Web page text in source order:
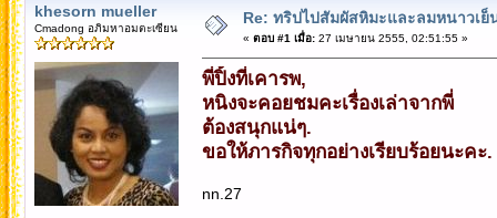
khesorn mueller
Cmadong อภิมหาอมตะเซียน
Re: ทริปไปสัมผัสหิมะและลมหนาวเย็
« ตอบ #1 เมื่อ:27 เมษายน 2555, 02:51:55 »
พี่ปิ้งที่เคารพ,
หนิงจะคอยชมคะเรื่องเล่าจากพี่
ต้องสนุกแน่ๆ.
ขอให้ภารกิจทุกอย่างเรียบร้อยนะคะ.
nn.27